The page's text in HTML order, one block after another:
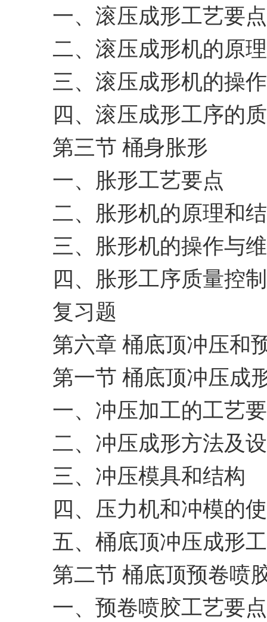
一、滚压成形工艺要点
二、滚压成形机的原
三、滚压成形机的操
四、滚压成形工序的
第三节 桶身胀形
一、胀形工艺要点
二、胀形机的原理和
三、胀形机的操作与
四、胀形工序质量控制
复习题
第六章 桶底顶冲压和
第一节 桶底顶冲压成
一、冲压加工的工艺
二、冲压成形方法及
三、冲压模具和结构
四、压力机和冲模的
五、桶底顶冲压成形
第二节 桶底顶预卷喷
一、预卷喷胶工艺要点